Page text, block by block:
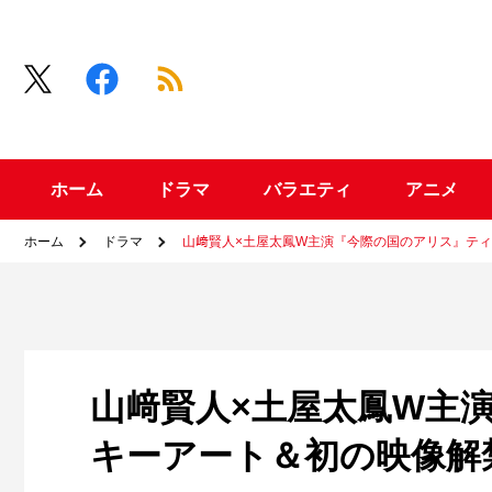
ホーム ドラマ バラエティ アニメ
ホーム ドラマ 山﨑賢人×土屋太鳳W主演『今際の国のアリス』テ
山﨑賢人×土屋太鳳W主
キーアート＆初の映像解